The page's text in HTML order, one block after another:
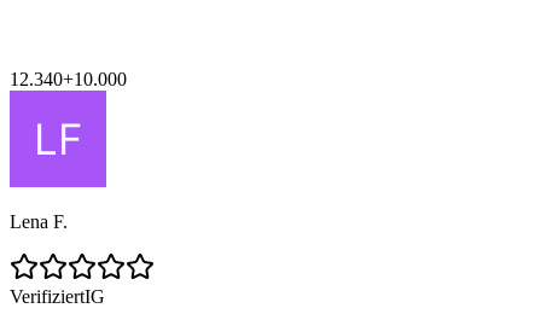
12.340+10.000
Lena F.
VerifiziertIG